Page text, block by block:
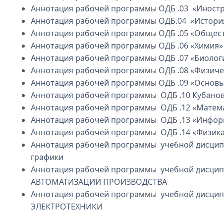
Аннотация рабочей программы ОДБ .03
Аннотация рабочей программы ОДБ.04
Аннотация рабочей программы ОДБ .05
Аннотация рабочей программы ОДБ .06 «Химия»
Аннотация рабочей программы ОДБ .07
Аннотация рабочей программы ОДБ .08
Аннотация рабочей программы ОДБ .09
Аннотация рабочей программы ОДБ .10
Аннотация рабочей программы ОДБ .12
Аннотация рабочей программы ОДБ .13
Аннотация рабочей программы ОДБ .14
Аннотация рабочей программы учебной
графики
Аннотация рабочей программы учебной
АВТОМАТИЗАЦИИ ПРОИЗВОДСТВА
Аннотация рабочей программы учебной
ЭЛЕКТРОТЕХНИКИ